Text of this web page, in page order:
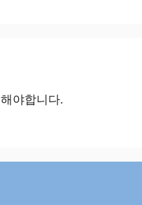
해야합니다.